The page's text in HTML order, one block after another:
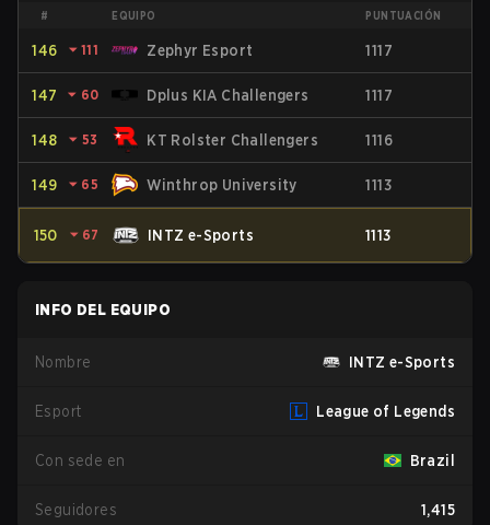
# EQUIPO PUNTUACIÓN
146 ⏷ 111 Zephyr Esport 1117
147 ⏷ 60 Dplus KIA Challengers 1117
148 ⏷ 53 KT Rolster Challengers 1116
149 ⏷ 65 Winthrop University 1113
150 ⏷ 67 INTZ e-Sports 1113
INFO DEL EQUIPO
Nombre INTZ e-Sports
Esport League of Legends
Con sede en Brazil
Seguidores 1,415